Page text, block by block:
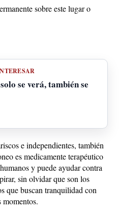
sobre este lugar o
se verá, también se
e independientes, también
es medicamente terapéutico
y puede ayudar contra
sin olvidar que son los
que buscan tranquilidad con